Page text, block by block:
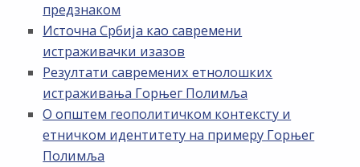
предзнаком
Источна Србија као савремени
истраживачки изазов
Резултати савремених етнолошких
истраживања Горњег Полимља
О општем геополитичком контексту и
етничком идентитету на примеру Горњег
Полимља